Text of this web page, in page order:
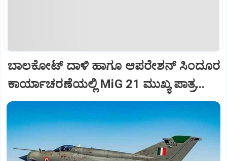
ಬಾಲಕೋಟ್‌ ದಾಳಿ ಹಾಗೂ ಆಪರೇಶನ್‌ ಸಿಂದೂರ
ಕಾರ್ಯಾಚರಣೆಯಲ್ಲಿ MiG 21 ಮುಖ್ಯ ಪಾತ್ರ...